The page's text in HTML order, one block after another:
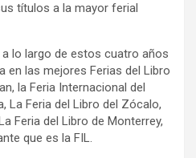
títulos a la mayor ferial
lo largo de estos cuatro años
en las mejores Ferias del Libro
la Feria Internacional del
La Feria del Libro del Zócalo,
Feria del Libro de Monterrey,
que es la FIL.